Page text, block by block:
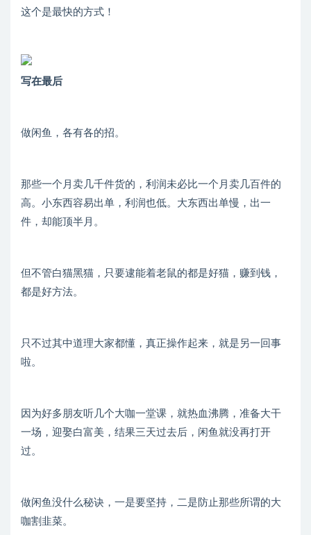
这个是最快的方式！
写在最后
做闲鱼，各有各的招。
那些一个月卖几千件货的，利润未必比一个月卖几百件的
高。小东西容易出单，利润也低。大东西出单慢，出一
件，却能顶半月。
但不管白猫黑猫，只要逮能着老鼠的都是好猫，赚到钱，
都是好方法。
只不过其中道理大家都懂，真正操作起来，就是另一回事
啦。
因为好多朋友听几个大咖一堂课，就热血沸腾，准备大干
一场，迎娶白富美，结果三天过去后，闲鱼就没再打开
过。
做闲鱼没什么秘诀，一是要坚持，二是防止那些所谓的大
咖割韭菜。